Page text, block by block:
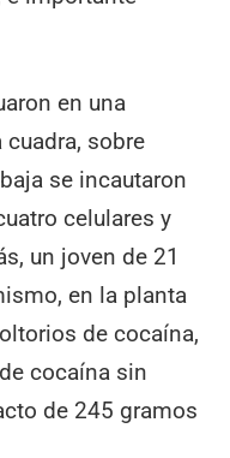
en una
sobre
se incautaron
celulares y
un joven de 21
en la planta
de cocaína,
cocaína sin
de 245 gramos